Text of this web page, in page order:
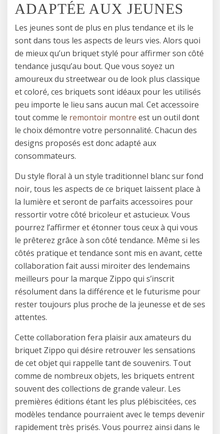
ADAPTÉE AUX JEUNES
Les jeunes sont de plus en plus tendance et ils le
sont dans tous les aspects de leurs vies. Alors quoi
de mieux qu’un briquet stylé pour affirmer son côté
tendance jusqu’au bout. Que vous soyez un
amoureux du streetwear ou de look plus classique
et coloré, ces briquets sont idéaux pour les utilisés
peu importe le lieu sans aucun mal. Cet accessoire
tout comme le remontoir montre est un outil dont
le choix démontre votre personnalité. Chacun des
designs proposés est donc adapté aux
consommateurs.
Du style floral à un style traditionnel blanc sur fond
noir, tous les aspects de ce briquet laissent place à
la lumière et seront de parfaits accessoires pour
ressortir votre côté bricoleur et astucieux. Vous
pourrez l’affirmer et étonner tous ceux à qui vous
le prêterez grâce à son côté tendance. Même si les
côtés pratique et tendance sont mis en avant, cette
collaboration fait aussi miroiter des lendemains
meilleurs pour la marque Zippo qui s’inscrit
résolument dans la différence et le futurisme pour
rester toujours plus proche de la jeunesse et de ses
attentes.
Cette collaboration fera plaisir aux amateurs du
briquet Zippo qui désire retrouver les sensations
de cet objet qui rappelle tant de souvenirs. Tout
comme de nombreux objets, les briquets entrent
souvent des collections de grande valeur. Les
premières éditions étant les plus plébiscitées, ces
modèles tendance pourraient avec le temps devenir
rapidement très prisés. Vous pourrez ainsi dans le